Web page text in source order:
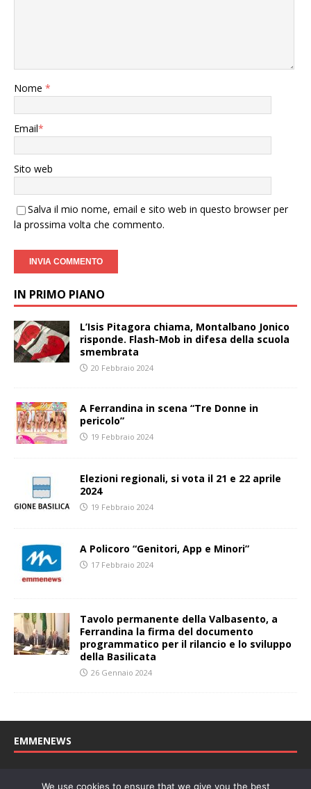
Nome *
Email*
Sito web
Salva il mio nome, email e sito web in questo browser per
la prossima volta che commento.
IN PRIMO PIANO
L’Isis Pitagora chiama, Montalbano Jonico
risponde. Flash-Mob in difesa della scuola
smembrata
20 Febbraio 2024
A Ferrandina in scena “Tre Donne in
pericolo”
19 Febbraio 2024
Elezioni regionali, si vota il 21 e 22 aprile
2024
19 Febbraio 2024
A Policoro “Genitori, App e Minori”
17 Febbraio 2024
Tavolo permanente della Valbasento, a
Ferrandina la firma del documento
programmatico per il rilancio e lo sviluppo
della Basilicata
26 Gennaio 2024
EMMENEWS
We use cookies to ensure that we give you the best